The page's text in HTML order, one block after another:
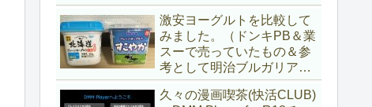
注意＆株主優待券はポイン
ト率が低い時に使うべし～
激安ヨーグルトを比較して
みました。（ドンキPB＆業
スーで売っていたもの＆参
考として明治ブルガリアヨ
ーグルト)
久々の漫画喫茶(快活CLUB)